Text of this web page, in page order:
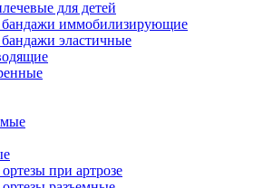
для детей
иммобилизирующие
эластичные
при артрозе